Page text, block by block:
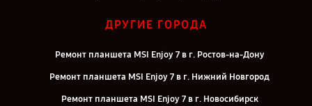
ДРУГИЕ ГОРОДА
Ремонт планшета MSI Enjoy 7 в г. Ростов-на-Дону
Ремонт планшета MSI Enjoy 7 в г. Нижний Новгород
Ремонт планшета MSI Enjoy 7 в г. Новосибирск